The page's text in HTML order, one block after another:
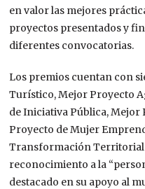
en valor las mejores
proyectos presentados y
diferentes convocatorias.
Los premios cuentan con
Turístico, Mejor Proyecto
de Iniciativa Pública,
Proyecto de Mujer
Transformación Territorial
reconocimiento a la
destacado en su apoyo al